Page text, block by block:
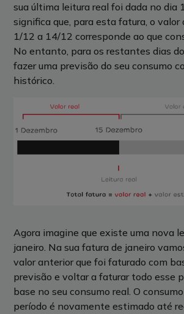
sua última leitura real foi dada no dia
significa que, para esta fatura, o valor
1/12 a 14/12 corresponde ao que
No entanto, para os restantes dias
fazer uma previsão do seu consumo
histórico.
Agora imagine que existe uma nova
janeiro. Na sua fatura de janeiro
valor anterior que foi faturado com
previsão e voltar a faturar todo esse
base no seu consumo real. O
período é novamente estimado até